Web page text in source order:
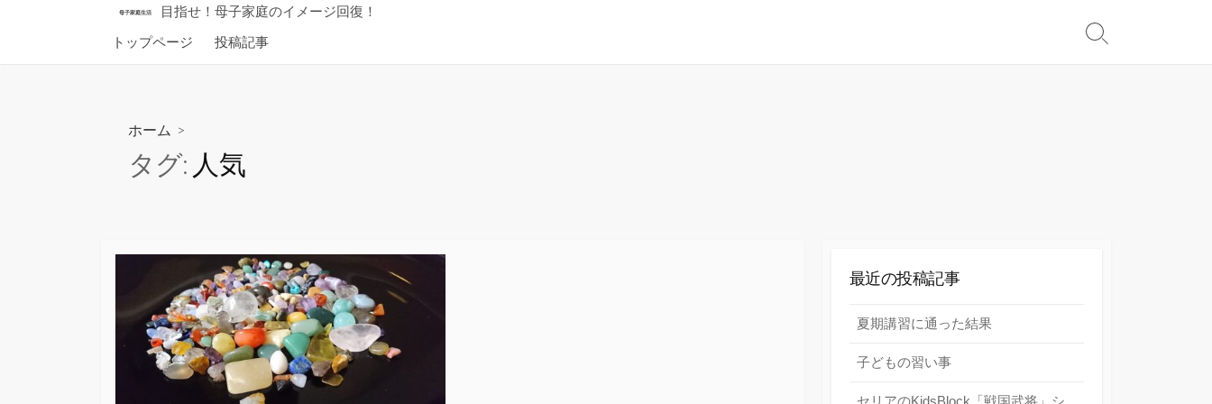
母子家庭生活 目指せ！母子家庭のイメージ回復！
トップページ 投稿記事
検
ホーム >
タグ: 人気
最近の投稿記事
夏期講習に通った結果
子どもの習い事